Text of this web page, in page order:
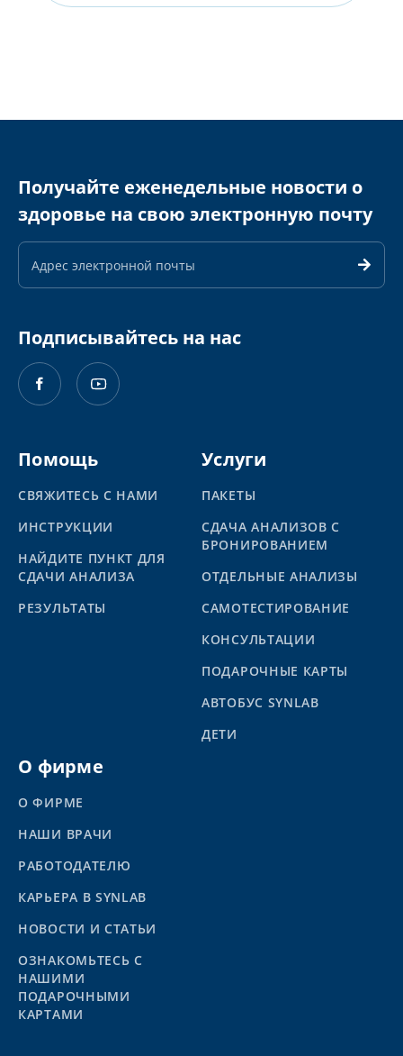
Получайте еженедельные новости о
здоровье на свою электронную почту
Адрес
почты
Подписывайтесь на нас
Помощь
СВЯЖИТЕСЬ С НАМИ
ИНСТРУКЦИИ
НАЙДИТЕ ПУНКТ ДЛЯ
СДАЧИ АНАЛИЗА
PЕЗУЛЬТАТЫ
Услуги
ПАКЕТЫ
СДАЧА АНАЛИЗОВ С
БРОНИРОВАНИЕМ
ОТДЕЛЬНЫЕ АНАЛИЗЫ
САМОТЕСТИРОВАНИЕ
КОНСУЛЬТАЦИИ
ПОДАРОЧНЫЕ КАРТЫ
АВТОБУС SYNLAB
ДЕТИ
О фирме
О ФИРМЕ
НАШИ ВРАЧИ
РАБОТОДАТЕЛЮ
КАРЬЕРА В SYNLAB
НОВОСТИ И СТАТЬИ
ОЗНАКОМЬТЕСЬ С
НАШИМИ
ПОДАРОЧНЫМИ
КАРТАМИ